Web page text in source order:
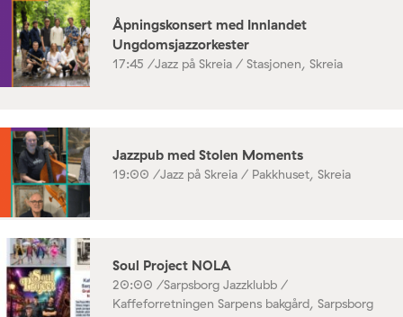
Åpningskonsert med Innlandet
Ungdomsjazzorkester
17:45 /Jazz på Skreia / Stasjonen, Skreia
Jazzpub med Stolen Moments
19:00 /Jazz på Skreia / Pakkhuset, Skreia
Soul Project NOLA
20:00 /Sarpsborg Jazzklubb /
Kaffeforretningen Sarpens bakgård, Sarpsborg